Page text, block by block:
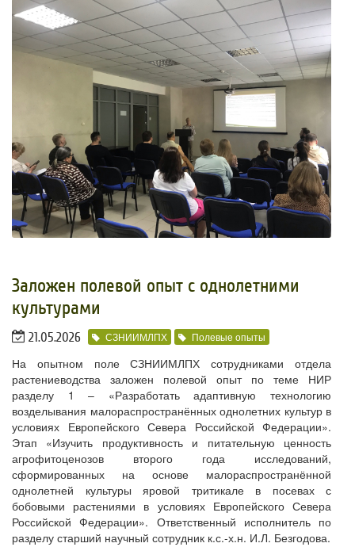
Заложен полевой опыт с однолетними
культурами
21.05.2026 СЗНИИМЛПХ Полевые опыты
На опытном поле СЗНИИМЛПХ сотрудниками отдела
растениеводства заложен полевой опыт по теме НИР
разделу 1 – «Разработать адаптивную технологию
возделывания малораспространённых однолетних культур в
условиях Европейского Севера Российской Федерации».
Этап «Изучить продуктивность и питательную ценность
агрофитоценозов второго года исследований,
сформированных на основе малораспространённой
однолетней культуры яровой тритикале в посевах с
бобовыми растениями в условиях Европейского Севера
Российской Федерации». Ответственный исполнитель по
разделу старший научный сотрудник к.с.-х.н. И.Л. Безгодова.